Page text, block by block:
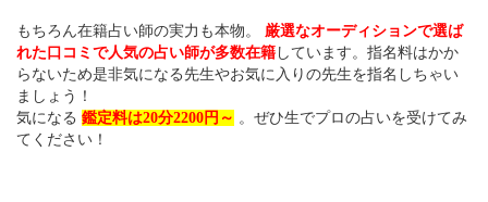
もちろん在籍占い師の実力も本物。
厳選なオーディションで選ば
れた口コミで人気の占い師が多数在籍 しています。指名料はかか
らないため是非気になる先生やお気に入りの先生を指名しちゃい
ましょう！
気になる 鑑定料は20分2200円～ 。ぜひ生でプロの占いを受けてみ
てください！